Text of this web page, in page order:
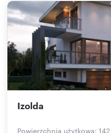
Izolda
Powierzchnia użytkowa: